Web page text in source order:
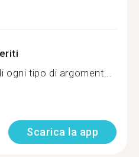
ogni tipo di argoment...
Scarica la app